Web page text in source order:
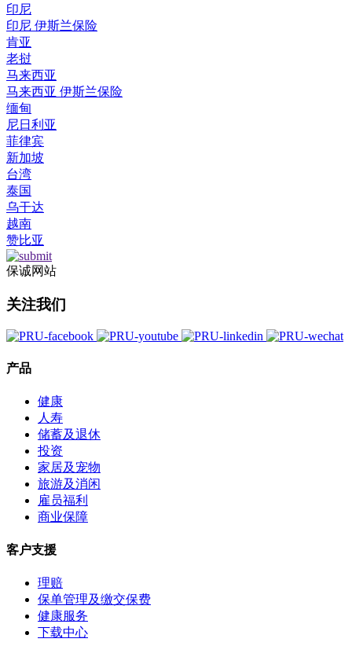
印尼
印尼 伊斯兰保险
肯亚
老挝
马来西亚
马来西亚 伊斯兰保险
缅甸
尼日利亚
菲律宾
新加坡
台湾
泰国
乌干达
越南
赞比亚
保诚网站
关注我们
产品
健康
人寿
储蓄及退休
投资
家居及宠物
旅游及消闲
雇员福利
商业保障
客户支援
理赔
保单管理及缴交保费
健康服务
下载中心